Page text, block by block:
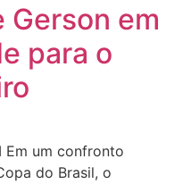
em
para o
Em um confronto
do Brasil, o